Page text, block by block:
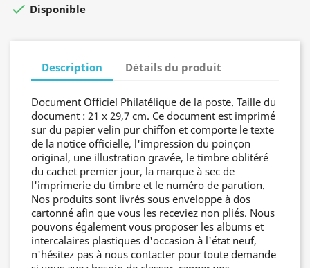
 Disponible
Description Détails du produit
Document Officiel Philatélique de la poste. Taille du
document : 21 x 29,7 cm. Ce document est imprimé
sur du papier velin pur chiffon et comporte le texte
de la notice officielle, l'impression du poinçon
original, une illustration gravée, le timbre oblitéré
du cachet premier jour, la marque à sec de
l'imprimerie du timbre et le numéro de parution.
Nos produits sont livrés sous enveloppe à dos
cartonné afin que vous les receviez non pliés. Nous
pouvons également vous proposer les albums et
intercalaires plastiques d'occasion à l'état neuf,
n'hésitez pas à nous contacter pour toute demande